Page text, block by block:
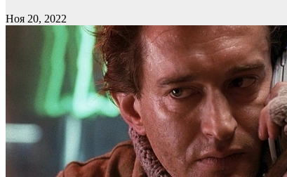
Ноя 20, 2022